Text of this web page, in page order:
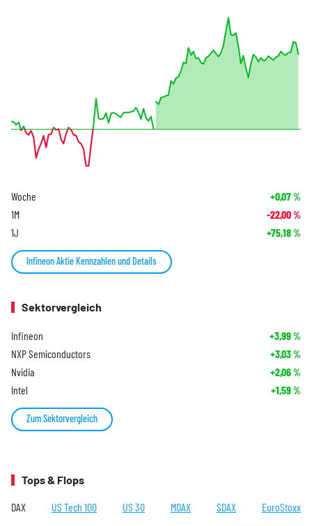
Woche +0,07%
1M -22,00%
1J +75,18%
Infineon Aktie Kennzahlen und Details
Sektorvergleich
Infineon +3,99%
NXP Semiconductors +3,03%
Nvidia +2,06%
Intel +1,59%
Zum Sektorvergleich
Tops & Flops
DAX US Tech 100 US 30 MDAX SDAX EuroStoxx